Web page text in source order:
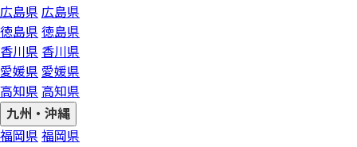
広島県 広島県
徳島県 徳島県
香川県 香川県
愛媛県 愛媛県
高知県 高知県
九州・沖縄
福岡県 福岡県